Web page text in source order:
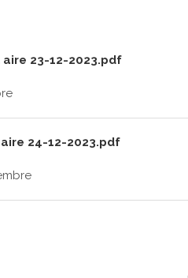
23-12-2023.pdf
24-12-2023.pdf